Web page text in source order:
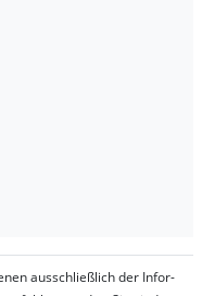
aus­schließ­lich der In­for­